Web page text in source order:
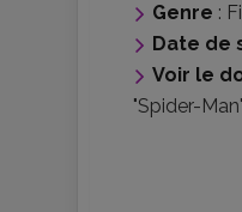
Genre :
Date de
Voir le
"Spider-Man"